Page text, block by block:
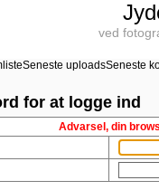
ved
Seneste uploadsSeneste
for at logge ind
Advarsel, din